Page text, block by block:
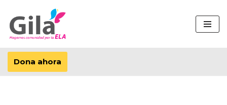
Saltar
al
contenido
Dona ahora